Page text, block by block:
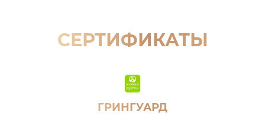
СЕРТИФИКАТЫ
ГРИНГУАРД